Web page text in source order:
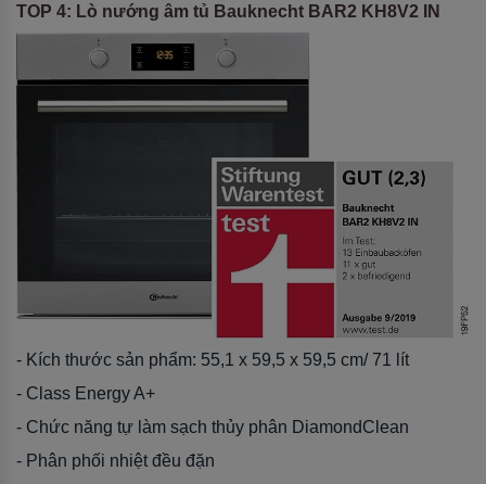
TOP 4: Lò nướng âm tủ Bauknecht BAR2 KH8V2 IN
- Kích thước sản phẩm: 55,1 x 59,5 x 59,5 cm/ 71 lít
- Class Energy A+
- Chức năng tự làm sạch thủy phân DiamondClean
- Phân phối nhiệt đều đặn